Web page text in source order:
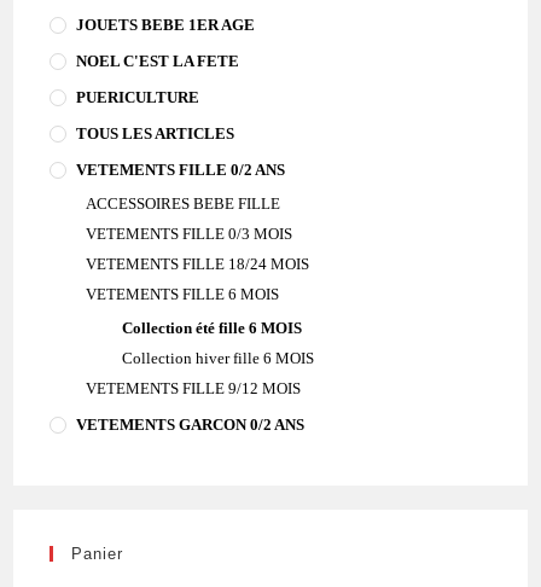
JOUETS BEBE 1ER AGE
NOEL C'EST LA FETE
PUERICULTURE
TOUS LES ARTICLES
VETEMENTS FILLE 0/2 ANS
ACCESSOIRES BEBE FILLE
VETEMENTS FILLE 0/3 MOIS
VETEMENTS FILLE 18/24 MOIS
VETEMENTS FILLE 6 MOIS
Collection été fille 6 MOIS
Collection hiver fille 6 MOIS
VETEMENTS FILLE 9/12 MOIS
VETEMENTS GARCON 0/2 ANS
Panier